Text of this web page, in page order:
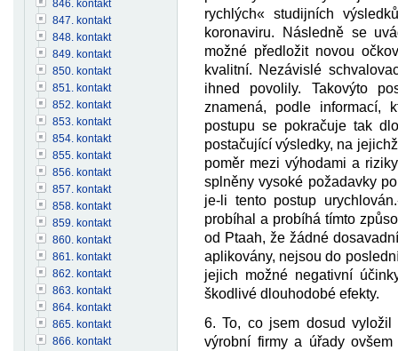
rychlých« studijních
koronaviru. Následně se
možné předložit novou
kvalitní. Nezávislé
ihned povolily. Takovýto
znamená, podle informací,
postupu se pokračuje tak
postačující výsledky, na
poměr mezi výhodami a
splněny vysoké požadavky
je-li tento postup
probíhal a probíhá tímto
od Ptaah, že žádné
aplikovány, nejsou do
jejich možné negativní
škodlivé dlouhodobé efekty.
6. To, co jsem dosud
výrobní firmy a úřady
846. kontakt
847. kontakt
848. kontakt
849. kontakt
850. kontakt
851. kontakt
852. kontakt
853. kontakt
854. kontakt
855. kontakt
856. kontakt
857. kontakt
858. kontakt
859. kontakt
860. kontakt
861. kontakt
862. kontakt
863. kontakt
864. kontakt
865. kontakt
866. kontakt